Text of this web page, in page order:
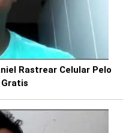
Rastrear Celular Pelo